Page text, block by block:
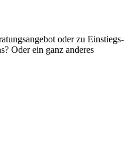
oder zu Einstiegs-
Oder ein ganz anderes